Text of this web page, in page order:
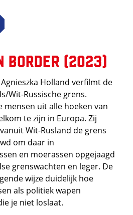
Border (2023)
Holland verfilmt de
Wit-Russische grens.
mensen uit alle hoeken van
te zijn in Europa. Zij
Wit-Rusland de grens
om daar in
en moerassen opgejaagd
grenswachten en leger. De
wijze duidelijk hoe
als politiek wapen
je niet loslaat.